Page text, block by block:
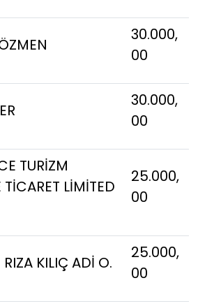
30.000,
00
30.000,
00
TURİZM
LİMİTED
25.000,
00
KILIÇ ADİ O.
25.000,
00